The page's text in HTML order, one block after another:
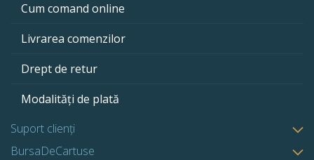
Cum comand online
Livrarea comenzilor
Drept de retur
Modalități de plată
Suport clienți
BursaDeCartuse